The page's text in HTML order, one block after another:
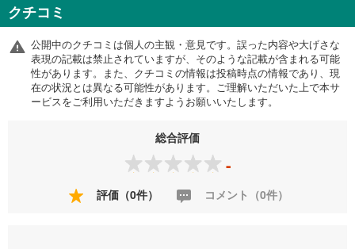
クチコミ
公開中のクチコミは個人の主観・意見です。誤った内容や大げさな
表現の記載は禁止されていますが、そのような記載が含まれる可能
性があります。また、クチコミの情報は投稿時点の情報であり、現
在の状況とは異なる可能性があります。ご理解いただいた上で本サ
ービスをご利用いただきますようお願いいたします。
総合評価
-
評価（0件） コメント（0件）